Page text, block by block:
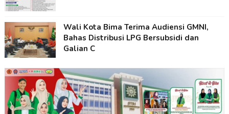
Wali Kota Bima Terima Audiensi GMNI,
Bahas Distribusi LPG Bersubsidi dan
Galian C